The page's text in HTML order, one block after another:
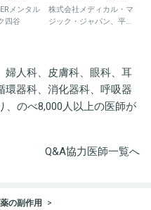
メンタル
四谷
株式会社メディカル・マ
ジック・ジャパン、平野
婦人科、皮膚科、眼科、耳
環器科、消化器科、呼吸器
、のべ8,000人以上の医師が
Q&A協力医師一覧へ
薬の副作用